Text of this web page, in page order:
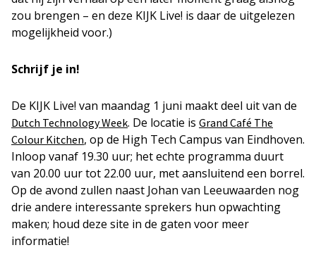
zou brengen – en deze KIJK Live! is daar de uitgelezen
mogelijkheid voor.)
Schrijf je in!
De KIJK Live! van maandag 1 juni maakt deel uit van de
Dutch Technology Week. De locatie is Grand Café The
Colour Kitchen, op de High Tech Campus van Eindhoven.
Inloop vanaf 19.30 uur; het echte programma duurt
van 20.00 uur tot 22.00 uur, met aansluitend een borrel.
Op de avond zullen naast Johan van Leeuwaarden nog
drie andere interessante sprekers hun opwachting
maken; houd deze site in de gaten voor meer
informatie!